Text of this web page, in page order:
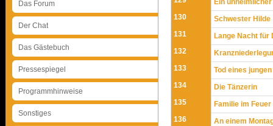
Das Forum
Der Chat
Das Gästebuch
Pressespiegel
Programmhinweise
Sonstiges
Ein
130
Schwester Hilde
131
Lange Nacht für
132
133
Tod eines
134
Die Tänzerin
135
Familie im Feuer
136
An einem